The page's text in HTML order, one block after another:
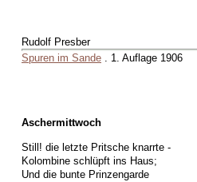
Rudolf Presber
Spuren im Sande . 1. Auflage 1906
Aschermittwoch
Still! die letzte Pritsche knarrte -
Kolombine schlüpft ins Haus;
Und die bunte Prinzengarde